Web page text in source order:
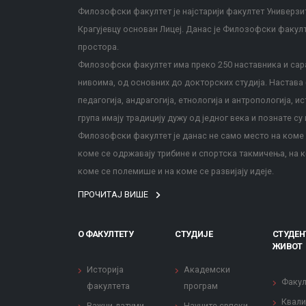
Филозофски факултет је најстарији факултет
Крагујевцу основан Лицеј. Данас је Филозофски
простора.
Филозофски факултет има преко 250 наставника и
нивоима, од основних до докторских студија. Настава
педагогија, андрагогија, етнологија и антропологија,
група имају традицију дужу од једног века и познате су
Филозофски факултет је данас не само место на коме
коме се одржавају трибине и спортска такмичења,
коме се полемише и на коме се развијају идеје.
ПРОЧИТАЈ ВИШЕ
О ФАКУЛТЕТУ
Историја
факултета
СТУДИЈЕ
Академски
програм
ЖИВОТ